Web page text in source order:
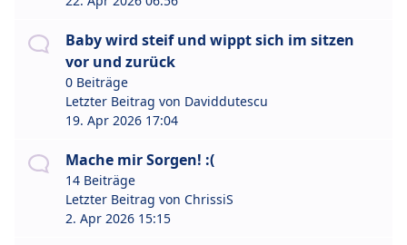
Baby wird steif und wippt sich im sitzen
vor und zurück
0 Beiträge
Letzter Beitrag von Daviddutescu
19. Apr 2026 17:04
Mache mir Sorgen! :(
14 Beiträge
Letzter Beitrag von ChrissiS
2. Apr 2026 15:15